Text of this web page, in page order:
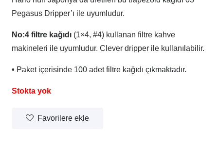
Pegasus Dripper’ı ile uyumludur.
No:4 filtre kağıdı (1×4, #4) kullanan filtre kahve
makineleri ile uyumludur. Clever dripper ile kullanılabilir.
• Paket içerisinde 100 adet filtre kağıdı çıkmaktadır.
Stokta yok
Favorilere ekle